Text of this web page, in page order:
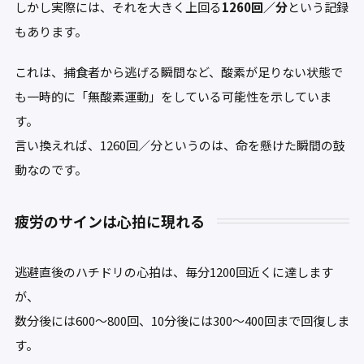
しかし実際には、それを大きく上回る1260回／分という記録
もあります。
これは、捕食者から逃げる瞬間など、酸素が足りない状態で
も一時的に「無酸素運動」をしている可能性を示していま
す。
言い換えれば、1260回／分というのは、命を懸けた瞬間の鼓
動なのです。
疲労のサインは心拍に現れる
逃避直後のハチドリの心拍は、毎分1200回近くに達します
が、
数分後には600〜800回、10分後には300〜400回まで回復しま
す。